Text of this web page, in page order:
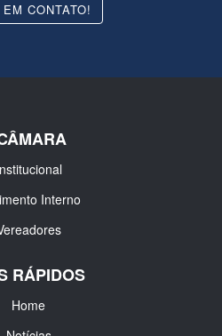
CONTATO!
Interno
RÁPIDOS
Home